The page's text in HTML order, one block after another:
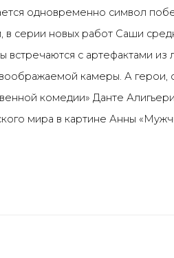
одновременно символ
в серии новых работ Саши
встречаются с артефактами
воображаемой камеры. А
комедии» Данте
мира в картине Анны